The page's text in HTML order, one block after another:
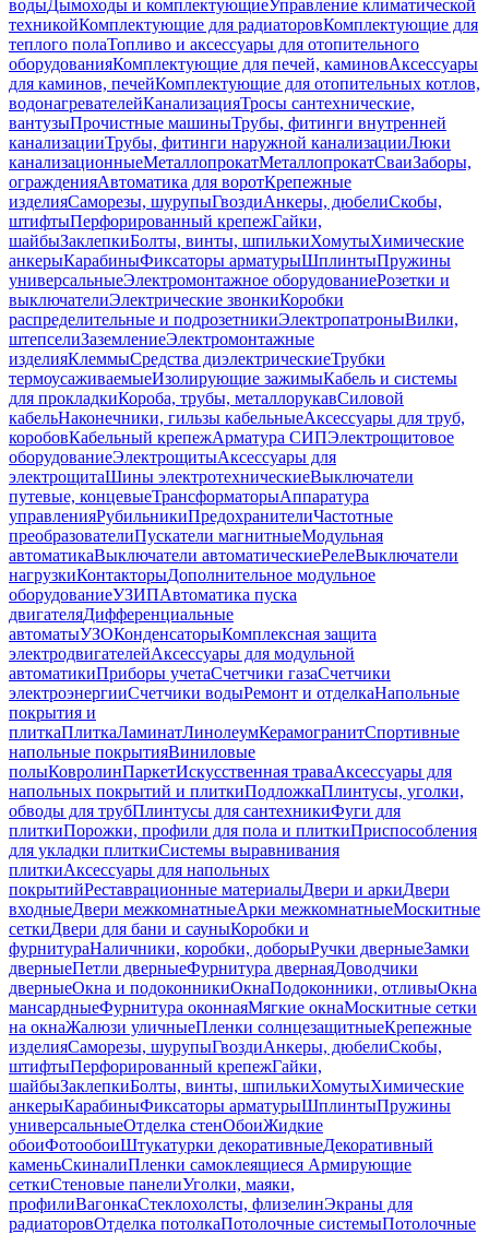
водыДымоходы и комплектующиеУправление климатической
техникойКомплектующие для радиаторовКомплектующие для
теплого полаТопливо и аксессуары для отопительного
оборудованияКомплектующие для печей, каминовАксессуары
для каминов, печейКомплектующие для отопительных котлов,
водонагревателейКанализацияТросы сантехнические,
вантузыПрочистные машиныТрубы, фитинги внутренней
канализацииТрубы, фитинги наружной канализацииЛюки
канализационныеМеталлопрокатМеталлопрокатСваиЗаборы,
огражденияАвтоматика для воротКрепежные
изделияСаморезы, шурупыГвоздиАнкеры, дюбелиСкобы,
штифтыПерфорированный крепежГайки,
шайбыЗаклепкиБолты, винты, шпилькиХомутыХимические
анкерыКарабиныФиксаторы арматурыШплинтыПружины
универсальныеЭлектромонтажное оборудованиеРозетки и
выключателиЭлектрические звонкиКоробки
распределительные и подрозетникиЭлектропатроныВилки,
штепселиЗаземлениеЭлектромонтажные
изделияКлеммыСредства диэлектрическиеТрубки
термоусаживаемыеИзолирующие зажимыКабель и системы
для прокладкиКороба, трубы, металлорукавСиловой
кабельНаконечники, гильзы кабельныеАксессуары для труб,
коробовКабельный крепежАрматура СИПЭлектрощитовое
оборудованиеЭлектрощитыАксессуары для
электрощитаШины электротехническиеВыключатели
путевые, концевыеТрансформаторыАппаратура
управленияРубильникиПредохранителиЧастотные
преобразователиПускатели магнитныеМодульная
автоматикаВыключатели автоматическиеРелеВыключатели
нагрузкиКонтакторыДополнительное модульное
оборудованиеУЗИПАвтоматика пуска
двигателяДифференциальные
автоматыУЗОКонденсаторыКомплексная защита
электродвигателейАксессуары для модульной
автоматикиПриборы учетаСчетчики газаСчетчики
электроэнергииСчетчики водыРемонт и отделкаНапольные
покрытия и
плиткаПлиткаЛаминатЛинолеумКерамогранитСпортивные
напольные покрытияВиниловые
полыКовролинПаркетИскусственная траваАксессуары для
напольных покрытий и плиткиПодложкаПлинтусы, уголки,
обводы для трубПлинтусы для сантехникиФуги для
плиткиПорожки, профили для пола и плиткиПриспособления
для укладки плиткиСистемы выравнивания
плиткиАксессуары для напольных
покрытийРеставрационные материалыДвери и аркиДвери
входныеДвери межкомнатныеАрки межкомнатныеМоскитные
сеткиДвери для бани и сауныКоробки и
фурнитураНаличники, коробки, доборыРучки дверныеЗамки
дверныеПетли дверныеФурнитура двернаяДоводчики
дверныеОкна и подоконникиОкнаПодоконники, отливыОкна
мансардныеФурнитура оконнаяМягкие окнаМоскитные сетки
на окнаЖалюзи уличныеПленки солнцезащитныеКрепежные
изделияСаморезы, шурупыГвоздиАнкеры, дюбелиСкобы,
штифтыПерфорированный крепежГайки,
шайбыЗаклепкиБолты, винты, шпилькиХомутыХимические
анкерыКарабиныФиксаторы арматурыШплинтыПружины
универсальныеОтделка стенОбоиЖидкие
обоиФотообоиШтукатурки декоративныеДекоративный
каменьСкиналиПленки самоклеящиеся Армирующие
сеткиСтеновые панелиУголки, маяки,
профилиВагонкаСтеклохолсты, флизелинЭкраны для
радиаторовОтделка потолкаПотолочные системыПотолочные